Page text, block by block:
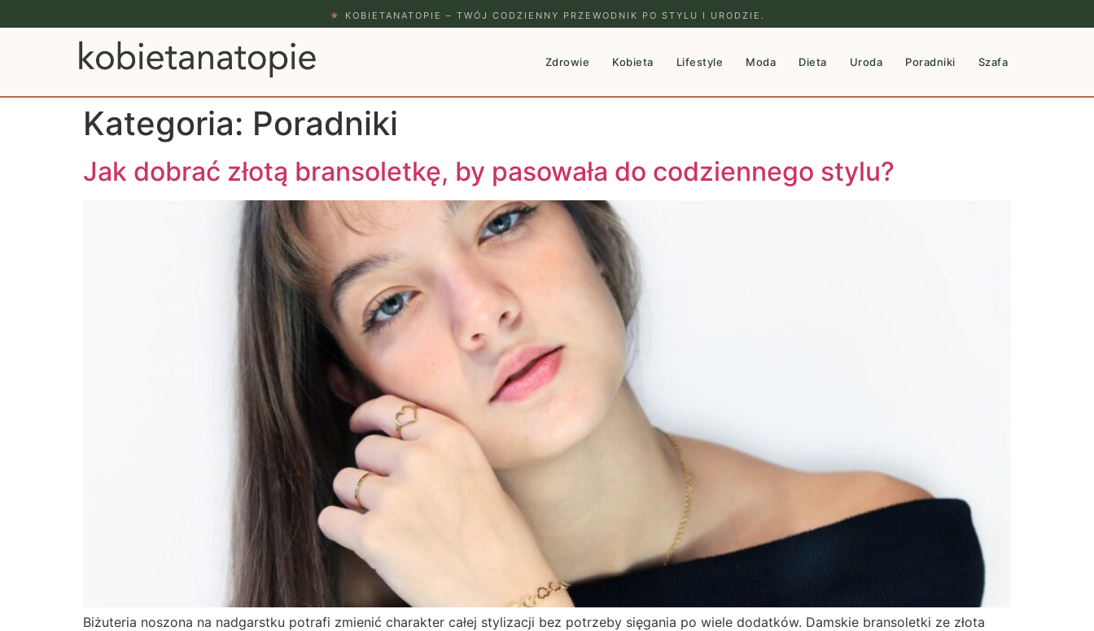
★ KOBIETANATOPIE – TWÓJ CODZIENNY PRZEWODNIK PO STYLU I URODZIE.
Zdrowie Kobieta Lifestyle Moda Dieta Uroda Poradniki Szafa
Kategoria: Poradniki
Jak dobrać złotą bransoletkę, by pasowała do codziennego stylu?
Biżuteria noszona na nadgarstku potrafi zmienić charakter całej stylizacji bez potrzeby sięgania po wiele dodatków. Damskie bransoletki ze złota